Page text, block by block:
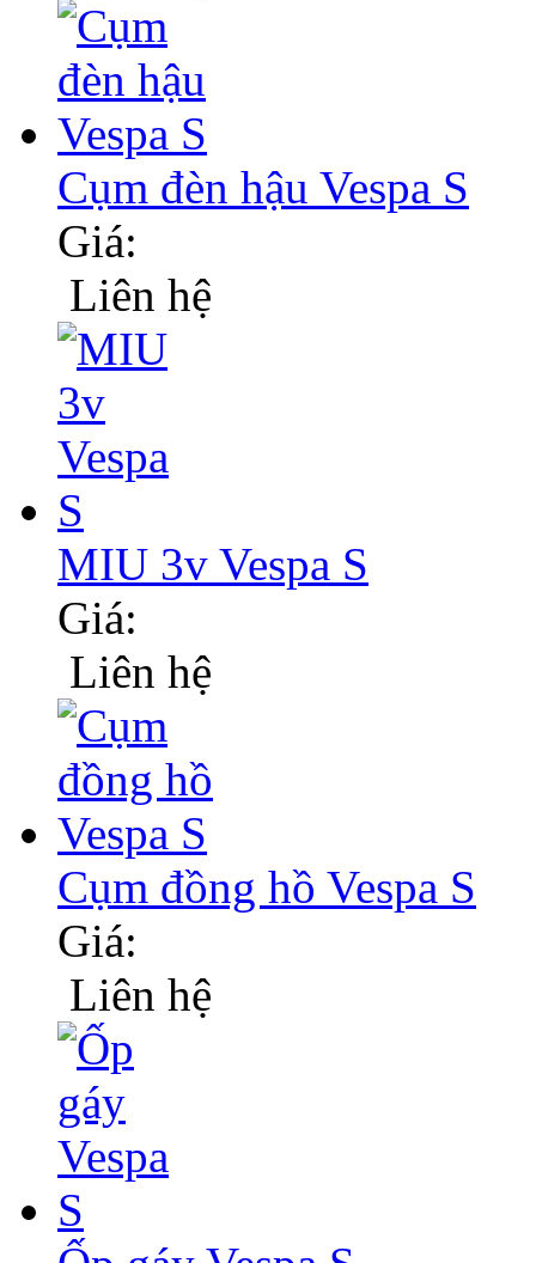
Cụm đèn hậu Vespa S
Giá:
Liên hệ
MIU 3v Vespa S
Giá:
Liên hệ
Cụm đồng hồ Vespa S
Giá:
Liên hệ